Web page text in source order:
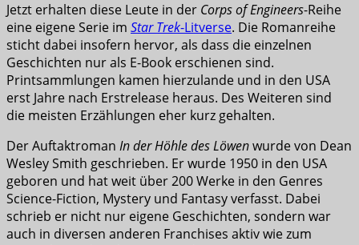
Jetzt erhalten diese Leute in der Corps of Engineers-Reihe
eine eigene Serie im Star Trek-Litverse. Die Romanreihe
sticht dabei insofern hervor, als dass die einzelnen
Geschichten nur als E-Book erschienen sind.
Printsammlungen kamen hierzulande und in den USA
erst Jahre nach Erstrelease heraus. Des Weiteren sind
die meisten Erzählungen eher kurz gehalten.
Der Auftaktroman In der Höhle des Löwenwurde von Dean
Wesley Smith geschrieben. Er wurde 1950 in den USA
geboren und hat weit über 200 Werke in den Genres
Science-Fiction, Mystery und Fantasy verfasst. Dabei
schrieb er nicht nur eigene Geschichten, sondern war
auch in diversen anderen Franchises aktiv wie zum